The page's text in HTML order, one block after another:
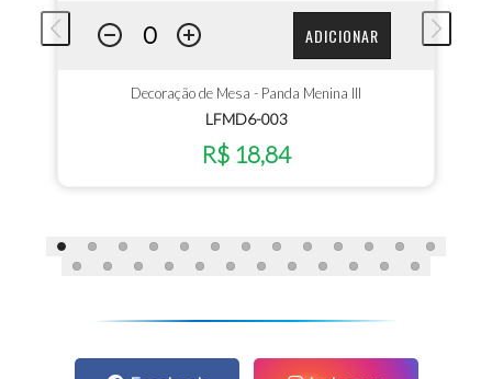
ADICIONAR
Decoração de Mesa - Panda Menina III
LFMD6-003
R$ 18,84